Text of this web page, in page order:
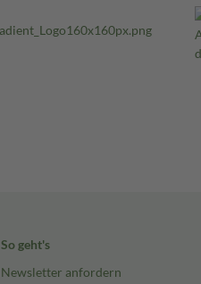
So geht's
Newsletter anfordern